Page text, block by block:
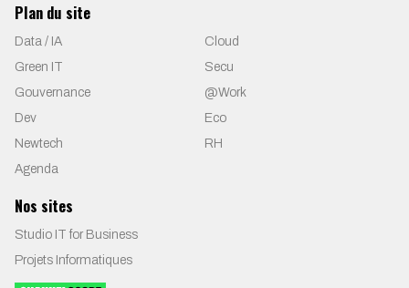
Plan du site
Data / IA
Cloud
Green IT
Secu
Gouvernance
@Work
Dev
Eco
Newtech
RH
Agenda
Nos sites
Studio IT for Business
Projets Informatiques